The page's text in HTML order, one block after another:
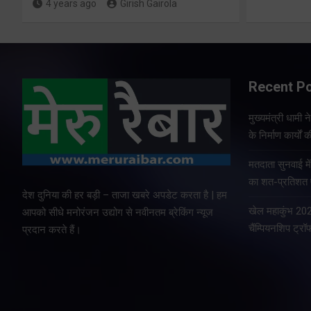
4 years ago Girish Gairola
देश दुनिया की हर बड़ी – ताजा खबरे अपडेट करता है | हम
आपको सीधे मनोरंजन उद्योग से नवीनतम ब्रेकिंग न्यूज
प्रदान करते हैं।
Recent
मुख्यमंत्री धामी ने
के निर्माण कार्यों
मतदाता सुनवाई में
का शत-प्रतिशत
खेल महाकुंभ
चैंम्पियनशिप